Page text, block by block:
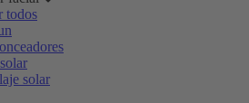
todos
solar